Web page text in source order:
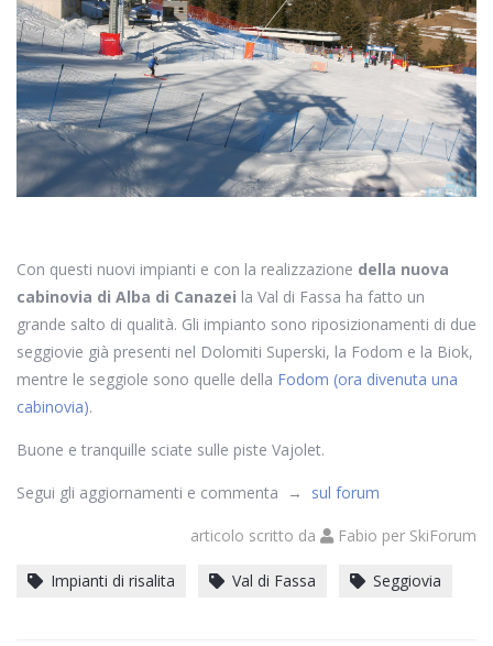
Con questi nuovi impianti e con la realizzazione della nuova
cabinovia di Alba di Canazei la Val di Fassa ha fatto un
grande salto di qualità. Gli impianto sono riposizionamenti di due
seggiovie già presenti nel Dolomiti Superski, la Fodom e la Biok,
mentre le seggiole sono quelle della Fodom (ora divenuta una
cabinovia).
Buone e tranquille sciate sulle piste Vajolet.
Segui gli aggiornamenti e commenta → sul forum
articolo scritto da Fabio per SkiForum
Impianti di risalita Val di Fassa Seggiovia